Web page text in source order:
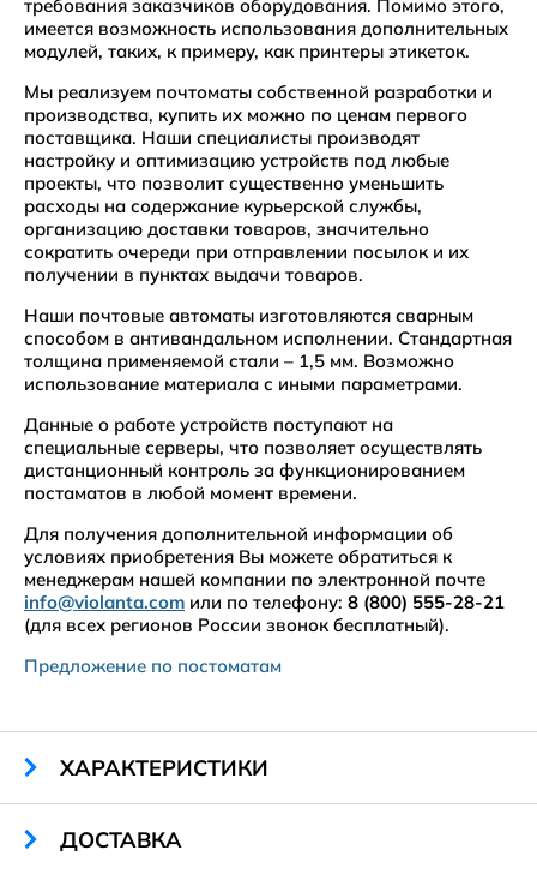
требования заказчиков оборудования. Помимо этого,
имеется возможность использования дополнительных
модулей, таких, к примеру, как принтеры этикеток.
Мы реализуем почтоматы собственной разработки и
производства, купить их можно по ценам первого
поставщика. Наши специалисты производят
настройку и оптимизацию устройств под любые
проекты, что позволит существенно уменьшить
расходы на содержание курьерской службы,
организацию доставки товаров, значительно
сократить очереди при отправлении посылок и их
получении в пунктах выдачи товаров.
Наши почтовые автоматы изготовляются сварным
способом в антивандальном исполнении. Стандартная
толщина применяемой стали – 1,5 мм. Возможно
использование материала с иными параметрами.
Данные о работе устройств поступают на
специальные серверы, что позволяет осуществлять
дистанционный контроль за функционированием
постаматов в любой момент времени.
Для получения дополнительной информации об
условиях приобретения Вы можете обратиться к
менеджерам нашей компании по электронной почте
info@violanta.com или по телефону: 8 (800) 555-28-21
(для всех регионов России звонок бесплатный).
Предложение по постоматам
ХАРАКТЕРИСТИКИ
Ячейки:ДОСТАВКА